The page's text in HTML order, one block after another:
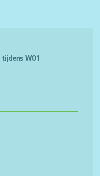
WO1